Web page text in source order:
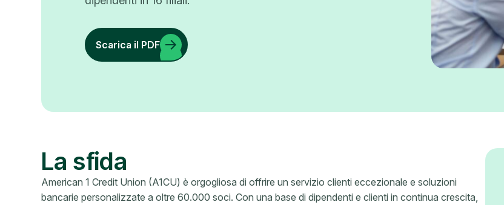
Scarica il PDF
La sfida
American 1 Credit Union (A1CU) è orgogliosa di offrire un servizio clienti eccezionale e soluzioni
bancarie personalizzate a oltre 60.000 soci. Con una base di dipendenti e clienti in continua crescita,